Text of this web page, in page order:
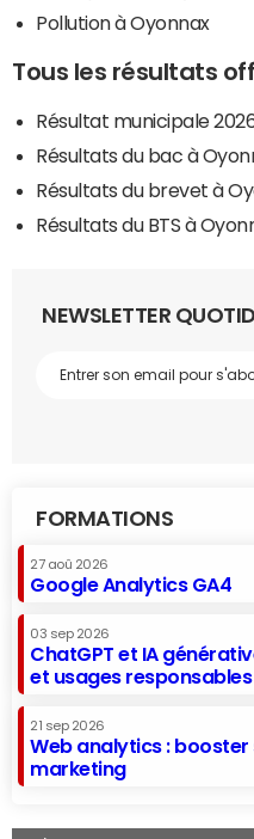
Pollution à Oyonnax
Tous les résultats
Résultat municipale
Résultats du bac à
Résultats du brevet à
Résultats du BTS à
NEWSLETTER
FORMATIONS
27 aoû 2026
Google Analytics GA4
03 sep 2026
ChatGPT et IA
et usages responsables
21 sep 2026
Web analytics :
marketing